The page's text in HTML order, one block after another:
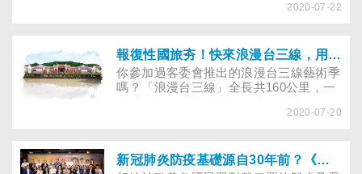
不僅在事發前三天，曾在IG貼出新戲《錢
常到劇組拍攝，直到17日晚間才開始失
聯，因此消息曝光後，許多圈內好友和粉
絲都難以接受。然而，像這種「看起來很
開朗，卻想不開」的憂鬱症患者並不在少
數，從去年底開始，歐美各國便在社群媒
稱「微笑憂鬱」）的朋友！
2020-07-22
報復性國旅夯！快來浪漫台三線，用「客庄旅遊券」探訪特色客家聚落
你參加過客委會推出的浪漫台三線藝術季
嗎？「浪漫台三線」全長共160公里，一
中會經過桃園、新竹、苗栗、台中等四個
落，其實都很值得你花時間深入走訪，今
2020-07-20
新冠肺炎防疫基礎源自30年前？《那些年那些事》帶您了解張博雅的超前部署！